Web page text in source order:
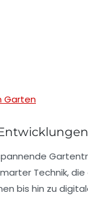
Garten
Technik,
bis hin zu